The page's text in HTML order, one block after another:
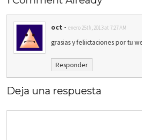
oct - enero 25th, 2013 at 7:27 AM
grasias y feliictaciones por tu
Responder
Deja una respuesta